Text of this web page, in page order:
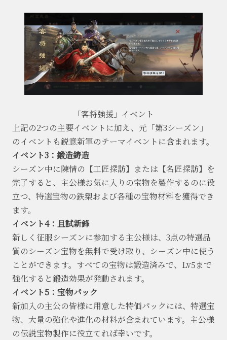
「客将強援」イベント
上記の2つの主要イベントに加え、元「第3シーズン」
のイベントも鋭意新軍のテーマイベントに含まれます。
イベント3：鍛造鋳造
シーズン中に陳情の【工匠探訪】または【名匠探訪】を
完了すると、主公様お気に入りの宝物を製作するのに役
立つ、特選宝物の鉄槊および各種の宝物材料を獲得でき
ます。
イベント4：且試新鋒
新しく征服シーズンに参加する主公様は、3点の特選品
質のシーズン宝物を無料で受け取り、シーズン中に使う
ことができます。すべての宝物は鍛造済みで、Lv5まで
強化すると鍛造効果が発動されます。
イベント5：宝物パック
新加入の主公の皆様に用意した特価パックには、特選宝
物、大量の強化や進化の材料が含まれています。主公様
の伝説宝物製作に役立てれば幸いです。